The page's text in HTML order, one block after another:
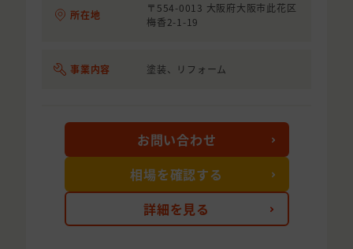
所在地
〒554-0013 大阪府大阪市此花区
梅香2-1-19
事業内容 塗装、リフォーム
詳細を見る
お問い合わせ
相場を確認する